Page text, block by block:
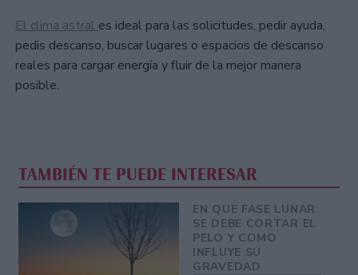
El clima astral es ideal para las solicitudes, pedir ayuda,
pedis descanso, buscar lugares o espacios de descanso
reales para cargar energía y fluir de la mejor manera
posible.
TAMBIÉN TE PUEDE INTERESAR
EN QUE FASE LUNAR
SE DEBE CORTAR EL
PELO Y COMO
INFLUYE SU
GRAVEDAD